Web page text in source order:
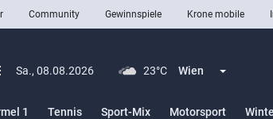
closeSchließen
Community Gewinnspiele Krone mobile
Menü aufklappen
Sa., 08.08.2026 23°C Wien Menü
1 Tennis Sport-Mix Motorsport